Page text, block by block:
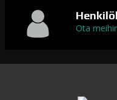
Ota